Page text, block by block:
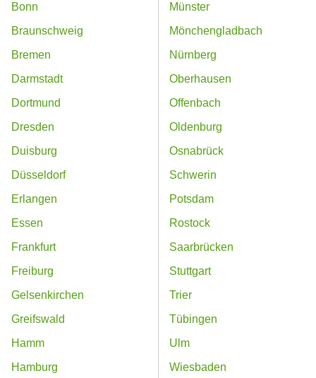
Bonn
Braunschweig
Bremen
Darmstadt
Dortmund
Dresden
Duisburg
Düsseldorf
Erlangen
Essen
Frankfurt
Freiburg
Gelsenkirchen
Greifswald
Hamm
Hamburg
Münster
Mönchengladbach
Nürnberg
Oberhausen
Offenbach
Oldenburg
Osnabrück
Schwerin
Potsdam
Rostock
Saarbrücken
Stuttgart
Trier
Tübingen
Ulm
Wiesbaden